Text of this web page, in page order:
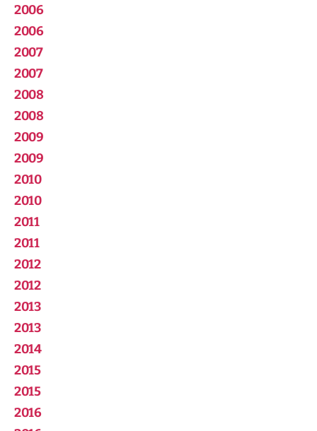
2006
2006
2007
2007
2008
2008
2009
2009
2010
2010
2011
2011
2012
2012
2013
2013
2014
2015
2015
2016